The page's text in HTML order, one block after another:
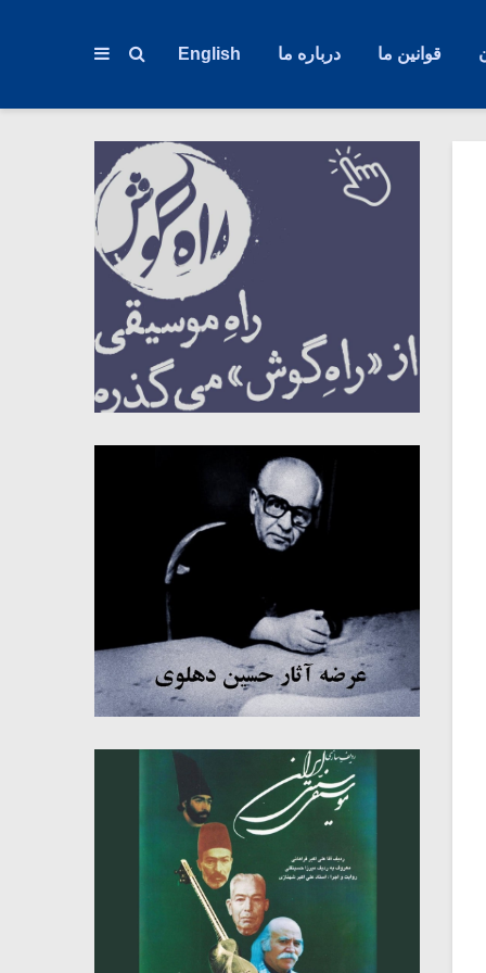
قوانین ما درباره ما English
میکلوش روژا